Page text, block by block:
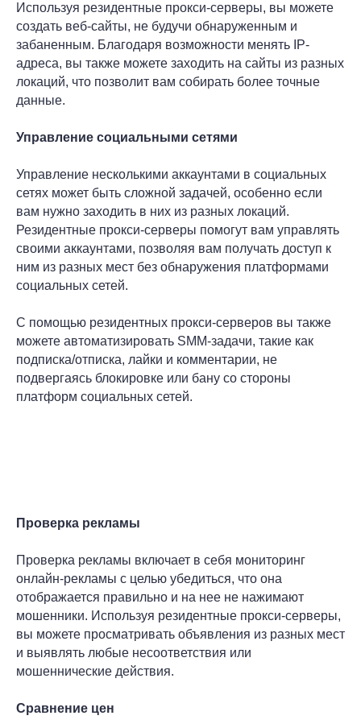
Используя резидентные прокси-серверы, вы можете
создать веб-сайты, не будучи обнаруженным и
забаненным. Благодаря возможности менять IP-
адреса, вы также можете заходить на сайты из разных
локаций, что позволит вам собирать более точные
данные.
Управление социальными сетями
Управление несколькими аккаунтами в социальных
сетях может быть сложной задачей, особенно если
вам нужно заходить в них из разных локаций.
Резидентные прокси-серверы помогут вам управлять
своими аккаунтами, позволяя вам получать доступ к
ним из разных мест без обнаружения платформами
социальных сетей.
С помощью резидентных прокси-серверов вы также
можете автоматизировать SMM-задачи, такие как
подписка/отписка, лайки и комментарии, не
подвергаясь блокировке или бану со стороны
платформ социальных сетей.
Проверка рекламы
Проверка рекламы включает в себя мониторинг
онлайн-рекламы с целью убедиться, что она
отображается правильно и на нее не нажимают
мошенники. Используя резидентные прокси-серверы,
вы можете просматривать объявления из разных мест
и выявлять любые несоответствия или
мошеннические действия.
Сравнение цен